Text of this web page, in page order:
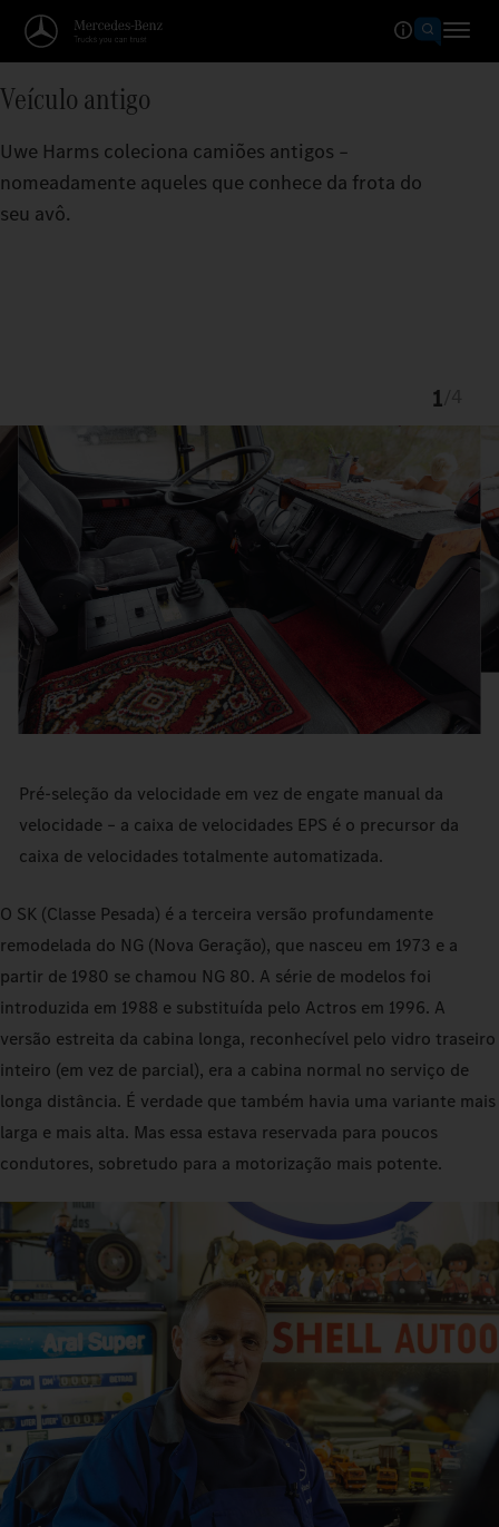
Veículo antigo
Uwe Harms coleciona camiões antigos –
nomeadamente aqueles que conhece da frota do
seu avô.
1
Pré-seleção da velocidade em vez de engate manual da
velocidade – a caixa de velocidades EPS é o precursor da
caixa de velocidades totalmente automatizada.
O SK (Classe Pesada) é a terceira versão profundamente
remodelada do NG (Nova Geração), que nasceu em 1973 e a
partir de 1980 se chamou NG 80. A série de modelos foi
introduzida em 1988 e substituída pelo Actros em 1996. A
versão estreita da cabina longa, reconhecível pelo vidro traseiro
inteiro (em vez de parcial), era a cabina normal no serviço de
longa distância. É verdade que também havia uma variante mais
larga e mais alta. Mas essa estava reservada para poucos
condutores, sobretudo para a motorização mais potente.